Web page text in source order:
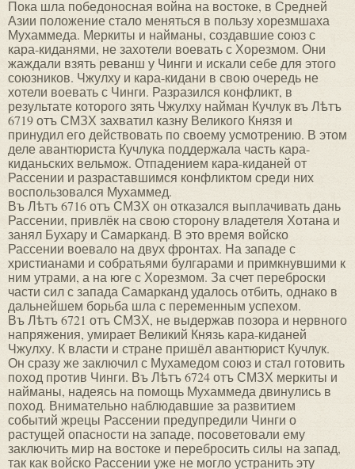
Пока шла победоносная война на востоке, в Средней
Азии положение стало меняться в пользу хорезмшаха
Мухаммеда. Меркиты и найманы, создавшие союз с
кара-киданями, не захотели воевать с Хорезмом. Они
жаждали взять реванш у Чинги и искали себе для этого
союзников. Чжулху и кара-кидани в свою очередь не
хотели воевать с Чинги. Разразился конфликт, в
результате которого зять Чжулху найман Кучлук въ Лѣтъ
6719 отъ СМЗХ захватил казну Великого Князя и
принудил его действовать по своему усмотрению. В этом
деле авантюриста Кучлука поддержала часть кара-
киданьских вельмож. Отпадением кара-киданей от
Рассении и разраставшимся конфликтом среди них
воспользовался Мухаммед.
Въ Лѣтъ 6716 отъ СМЗХ он отказался выплачивать дань
Рассении, привлёк на свою сторону владетеля Хотана и
занял Бухару и Самарканд. В это время войско
Рассении воевало на двух фронтах. На западе с
христианами и собратьями булгарами и примкнувшими к
ним утрами, а на юге с Хорезмом. За счет переброски
части сил с запада Самарканд удалось отбить, однако в
дальнейшем борьба шла с переменным успехом.
Въ Лѣтъ 6721 отъ СМЗХ, не выдержав позора и нервного
напряжения, умирает Великий Князь кара-киданей
Чжулху. К власти и стране пришёл авантюрист Кучлук.
Он сразу же заключил с Мухамедом союз и стал готовить
поход против Чинги. Въ Лѣтъ 6724 отъ СМЗХ меркиты и
найманы, надеясь на помощь Мухаммеда двинулись в
поход. Внимательно наблюдавшие за развитием
событий жрецы Рассении предупредили Чинги о
растущей опасности на западе, посоветовали ему
заключить мир на востоке и перебросить силы на запад,
так как войско Рассении уже не могло устранить эту